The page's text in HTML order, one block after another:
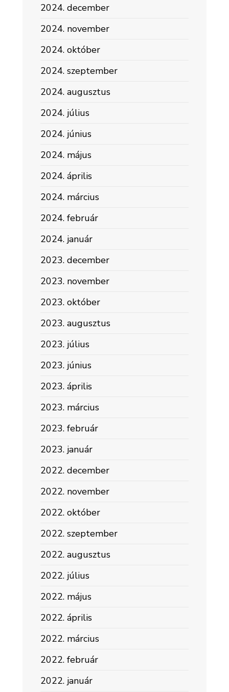
2024. december
2024. november
2024. október
2024. szeptember
2024. augusztus
2024. július
2024. június
2024. május
2024. április
2024. március
2024. február
2024. január
2023. december
2023. november
2023. október
2023. augusztus
2023. július
2023. június
2023. április
2023. március
2023. február
2023. január
2022. december
2022. november
2022. október
2022. szeptember
2022. augusztus
2022. július
2022. május
2022. április
2022. március
2022. február
2022. január